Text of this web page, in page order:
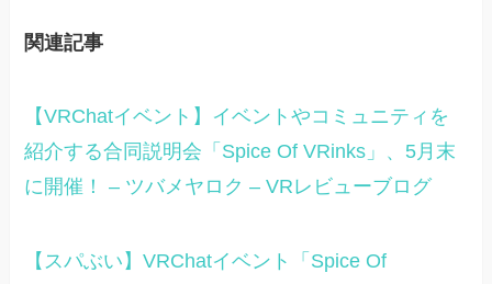
関連記事
【VRChatイベント】イベントやコミュニティを
紹介する合同説明会「Spice Of VRinks」、5月末
に開催！ – ツバメヤロク – VRレビューブログ
【スパぶい】VRChatイベント「Spice Of